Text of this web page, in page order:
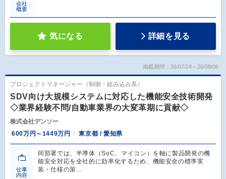
会社
概要
気になる 詳細を見る
掲載期間：26/07/24～26/08/06
プロジェクトマネージャー（制御・組み込み系）
SDV向け大規模システムに対応した機能安全技術開発
◇業界経験不問/自動車業界の大変革期に貢献◇
株式会社デンソー
600万円～1449万円
東京都 / 愛知県
仕事
内容
同部署では、半導体（SoC、マイコン）を軸に製品開発の機
能安全対応を全社的に効率化するため、機能安全の標準実
装・仕様の策…